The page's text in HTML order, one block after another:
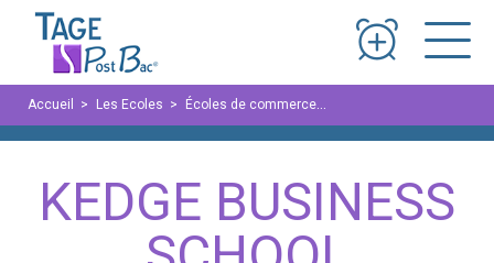
Accueil Les Ecoles Écoles de commerce
KEDGE BUSINESS
Panneau de gestion des cookies